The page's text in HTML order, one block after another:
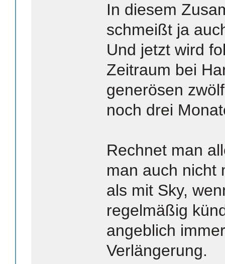
In diesem
schmeißt ja
Und jetzt wird
Zeitraum bei
generösen
noch drei
Rechnet man
man auch nicht
als mit Sky,
regelmäßig
angeblich
Verlängerung.